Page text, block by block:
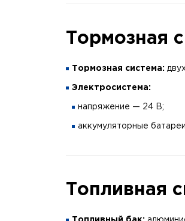
Тормозная
Тормозная система:
Электросистема:
напряжение — 24 В;
аккумуляторные
Топливная